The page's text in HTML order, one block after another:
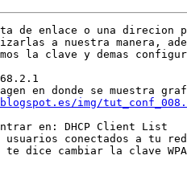
de enlace o una direcion
a nuestra manera,
la clave y demas
img/
en: DHCP Client List
conectados a tu
te dice cambiar la clave